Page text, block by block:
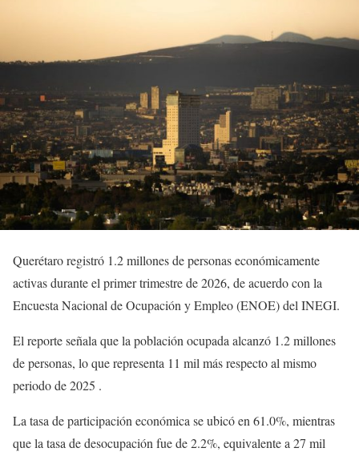
Querétaro registró 1.2 millones de personas económicamente
activas durante el primer trimestre de 2026, de acuerdo con la
Encuesta Nacional de Ocupación y Empleo (ENOE) del INEGI.
El reporte señala que la población ocupada alcanzó 1.2 millones
de personas, lo que representa 11 mil más respecto al mismo
periodo de 2025 .
La tasa de participación económica se ubicó en 61.0%, mientras
que la tasa de desocupación fue de 2.2%, equivalente a 27 mil